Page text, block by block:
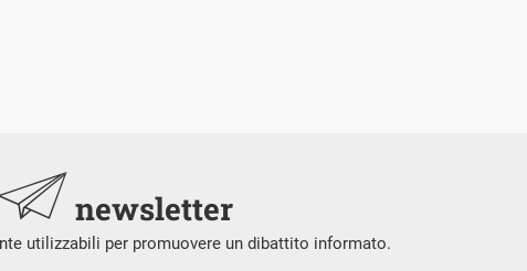
newsletter
utilizzabili per promuovere un dibattito informato.